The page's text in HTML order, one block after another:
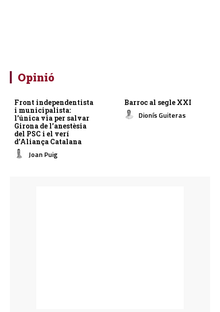
Opinió
Front independentista
i municipalista:
l’única via per salvar
Girona de l’anestèsia
del PSC i el verí
d’Aliança Catalana
Joan Puig
Barroc al segle XXI
Dionís Guiteras